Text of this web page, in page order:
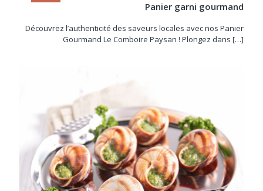
Panier garni gourmand
Découvrez l’authenticité des saveurs locales avec nos Panier
Gourmand Le Comboire Paysan ! Plongez dans […]